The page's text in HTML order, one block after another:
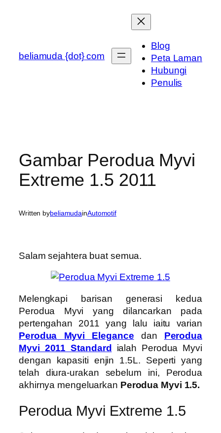
beliamuda {dot} com
Blog
Peta Laman
Hubungi
Penulis
Gambar Perodua Myvi
Extreme 1.5 2011
Written bybeliamudainAutomotif
Salam sejahtera buat semua.
Melengkapi barisan generasi kedua
Perodua Myvi yang dilancarkan pada
pertengahan 2011 yang lalu iaitu varian
Perodua Myvi Elegance dan
Perodua
Myvi 2011 Standard
ialah Perodua Myvi
dengan kapasiti enjin 1.5L. Seperti yang
telah diura-urakan sebelum ini, Perodua
akhirnya mengeluarkan Perodua Myvi 1.5.
Perodua Myvi Extreme 1.5